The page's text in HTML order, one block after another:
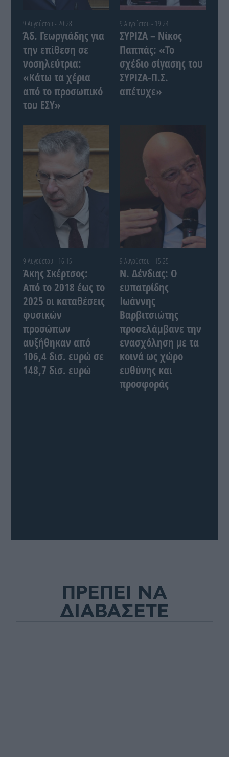
9 Αυγούστου - 20:28
Άδ. Γεωργιάδης για
την επίθεση σε
νοσηλεύτρια:
«Κάτω τα χέρια
από το προσωπικό
του ΕΣΥ»
9 Αυγούστου - 19:24
ΣΥΡΙΖΑ – Νίκος
Παππάς: «Το
σχέδιο σίγασης του
ΣΥΡΙΖΑ-Π.Σ.
απέτυχε»
9 Αυγούστου - 16:15
Άκης Σκέρτσος:
Από το 2018 έως το
2025 οι καταθέσεις
φυσικών
προσώπων
αυξήθηκαν από
106,4 δισ. ευρώ σε
148,7 δισ. ευρώ
9 Αυγούστου - 15:25
Ν. Δένδιας: Ο
ευπατρίδης
Ιωάννης
Βαρβιτσιώτης
προσελάμβανε την
ενασχόληση με τα
κοινά ως χώρο
ευθύνης και
προσφοράς
ΠΡΕΠΕΙ ΝΑ
ΔΙΑΒΑΣΕΤΕ